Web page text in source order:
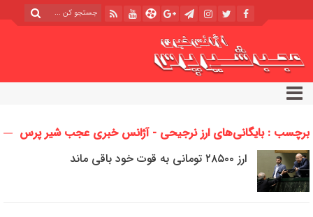
برچسب : بایگانی‌های ارز نرجیحی - آژانس خبری عجب شیر پرس
ارز ۲۸۵۰۰ تومانی به قوت خود باقی ماند